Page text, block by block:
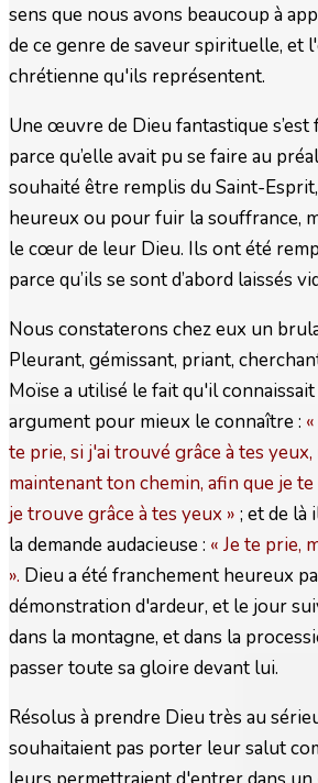
sens que nous avons beaucoup à
de ce genre de saveur spirituelle, et
chrétienne qu'ils représentent.
Une œuvre de Dieu fantastique s’est
parce qu’elle avait pu se faire au
souhaité être remplis du Saint-
heureux ou pour fuir la souffrance,
le cœur de leur Dieu. Ils ont été
parce qu’ils se sont d’abord laissés
Nous constaterons chez eux un
Pleurant, gémissant, priant,
Moïse a utilisé le fait qu'il
argument pour mieux le connaître :
te prie, si j'ai trouvé grâce à tes
maintenant ton chemin, afin que je
je trouve grâce à tes yeux » ; et de là
la demande audacieuse : « Je te prie,
». Dieu a été franchement heureux
démonstration d'ardeur, et le jour
dans la montagne, et dans la
passer toute sa gloire devant lui.
Résolus à prendre Dieu très au
souhaitaient pas porter leur salut